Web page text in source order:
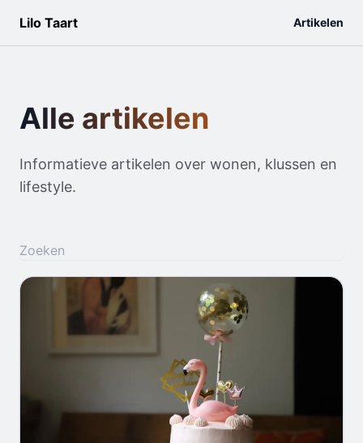
Lilo Taart Artikelen
Alle artikelen
Informatieve artikelen over wonen, klussen en
lifestyle.